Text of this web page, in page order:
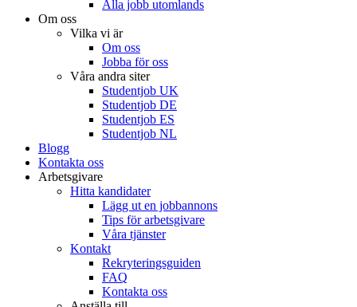
Alla jobb utomlands
Om oss
Vilka vi är
Om oss
Jobba för oss
Våra andra siter
Studentjob UK
Studentjob DE
Studentjob ES
Studentjob NL
Blogg
Kontakta oss
Arbetsgivare
Hitta kandidater
Lägg ut en jobbannons
Tips för arbetsgivare
Våra tjänster
Kontakt
Rekryteringsguiden
FAQ
Kontakta oss